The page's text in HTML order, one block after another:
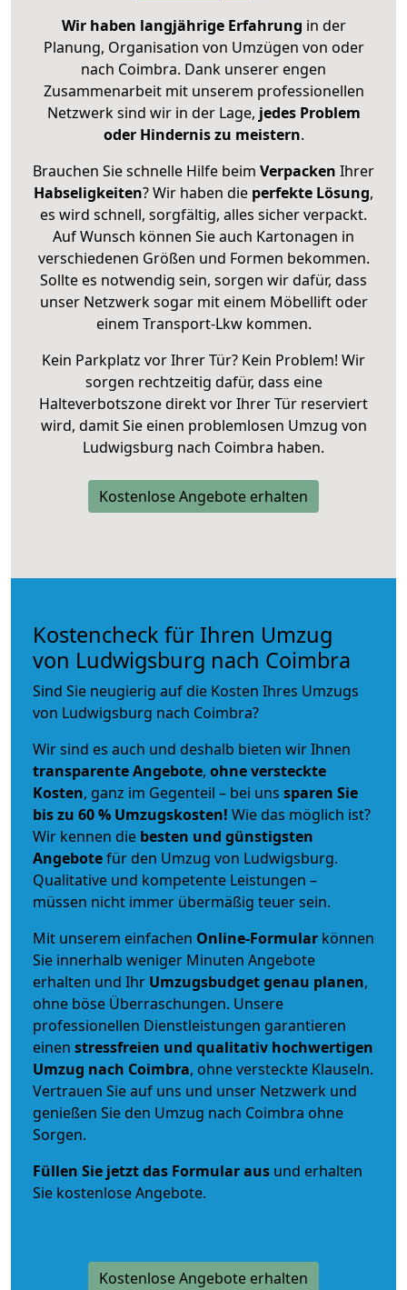
Wir haben langjährige Erfahrung in der
Planung, Organisation von Umzügen von oder
nach Coimbra. Dank unserer engen
Zusammenarbeit mit unserem professionellen
Netzwerk sind wir in der Lage, jedes Problem
oder Hindernis zu meistern.
Brauchen Sie schnelle Hilfe beim Verpacken Ihrer
Habseligkeiten? Wir haben die perfekte Lösung,
es wird schnell, sorgfältig, alles sicher verpackt.
Auf Wunsch können Sie auch Kartonagen in
verschiedenen Größen und Formen bekommen.
Sollte es notwendig sein, sorgen wir dafür, dass
unser Netzwerk sogar mit einem Möbellift oder
einem Transport-Lkw kommen.
Kein Parkplatz vor Ihrer Tür? Kein Problem! Wir
sorgen rechtzeitig dafür, dass eine
Halteverbotszone direkt vor Ihrer Tür reserviert
wird, damit Sie einen problemlosen Umzug von
Ludwigsburg nach Coimbra haben.
Kostenlose Angebote erhalten
Kostencheck für Ihren Umzug
von Ludwigsburg nach Coimbra
Sind Sie neugierig auf die Kosten Ihres Umzugs
von Ludwigsburg nach Coimbra?
Wir sind es auch und deshalb bieten wir Ihnen
transparente Angebote, ohne versteckte
Kosten, ganz im Gegenteil – bei uns sparen Sie
bis zu 60 % Umzugskosten! Wie das möglich ist?
Wir kennen die besten und günstigsten
Angebotefür den Umzug von Ludwigsburg.
Qualitative und kompetente Leistungen –
müssen nicht immer übermäßig teuer sein.
Mit unserem einfachen Online-Formular können
Sie innerhalb weniger Minuten Angebote
erhalten und Ihr Umzugsbudgetgenau planen,
ohne böse Überraschungen. Unsere
professionellen Dienstleistungen garantieren
einen stressfreien und qualitativ hochwertigen
Umzug nach Coimbra, ohne versteckte Klauseln.
Vertrauen Sie auf uns und unser Netzwerk und
genießen Sie den Umzug nach Coimbra ohne
Sorgen.
Füllen Sie jetzt das Formular aus und erhalten
Sie kostenlose Angebote.
Kostenlose Angebote erhalten